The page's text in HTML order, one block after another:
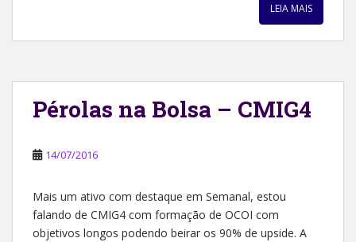
LEIA MAIS
Pérolas na Bolsa – CMIG4
14/07/2016
Mais um ativo com destaque em Semanal, estou
falando de CMIG4 com formação de OCOI com
objetivos longos podendo beirar os 90% de upside. A